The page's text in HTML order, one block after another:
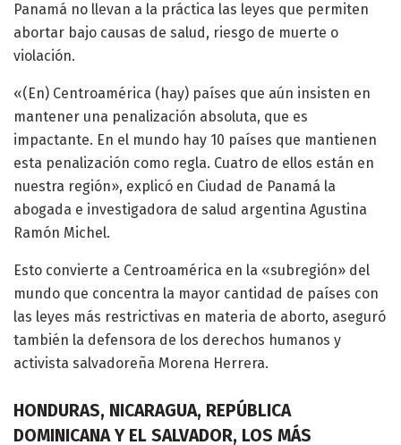
Panamá no llevan a la práctica las leyes que permiten
abortar bajo causas de salud, riesgo de muerte o
violación.
«(En) Centroamérica (hay) países que aún insisten en
mantener una penalización absoluta, que es
impactante. En el mundo hay 10 países que mantienen
esta penalización como regla. Cuatro de ellos están en
nuestra región», explicó en Ciudad de Panamá la
abogada e investigadora de salud argentina Agustina
Ramón Michel.
Esto convierte a Centroamérica en la «subregión» del
mundo que concentra la mayor cantidad de países con
las leyes más restrictivas en materia de aborto, aseguró
también la defensora de los derechos humanos y
activista salvadoreña Morena Herrera.
HONDURAS, NICARAGUA, REPÚBLICA
DOMINICANA Y EL SALVADOR, LOS MÁS